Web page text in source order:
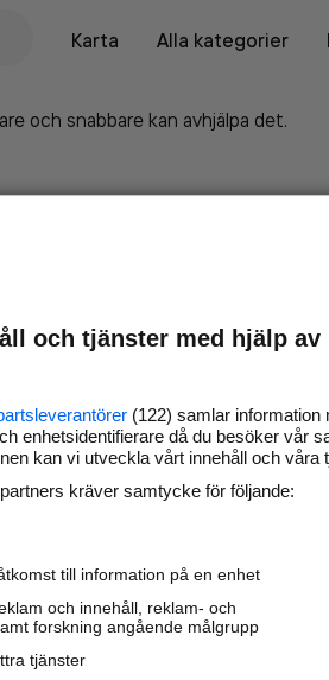
Karta
Alla kategorier
och snabbare kan avhjälpa det.
Marknadsför företaget på
nya kunder och
samarbetspartners nära dig.
Läs mer här
och tjänster med hjälp av
(122) samlar information
enhetsidentifierare då du besöker vår
kan vi utveckla vårt innehåll och våra
kräver samtycke för följande:
till information på en enhet
och innehåll, reklam- och
forskning angående målgrupp
tjänster